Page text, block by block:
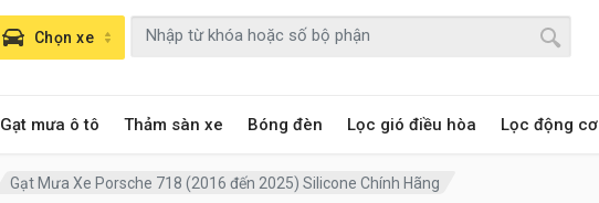
Gạt mưa ô tô Thảm sàn xe Bóng đèn Lọc gió điều hòa Lọc động cơ
Chọn xe
Gạt Mưa Xe Porsche 718 (2016 đến 2025) Silicone Chính Hãng